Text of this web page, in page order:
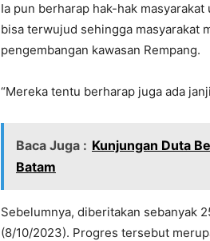
Ia pun berharap hak-hak
bisa terwujud sehingga masyarakat
pengembangan kawasan Rempang.
“Mereka tentu berharap juga ada
Baca Juga : Kunjungan Duta
Batam
Sebelumnya, diberitakan sebanyak
(8/10/2023). Progres tersebut